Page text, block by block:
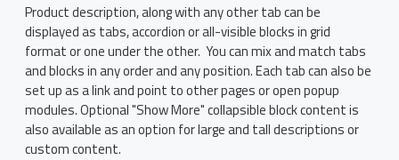
Product description, along with any other tab can be
displayed as tabs, accordion or all-visible blocks in grid
format or one under the other. You can mix and match tabs
and blocks in any order and any position. Each tab can also be
set up as a link and point to other pages or open popup
modules. Optional "Show More" collapsible block content is
also available as an option for large and tall descriptions or
custom content.